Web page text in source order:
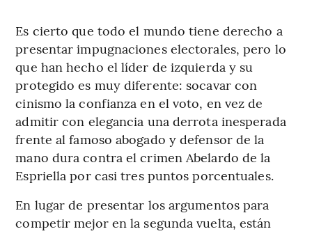
Es cierto que todo el mundo tiene derecho a
presentar impugnaciones electorales, pero lo
que han hecho el líder de izquierda y su
protegido es muy diferente: socavar con
cinismo la confianza en el voto, en vez de
admitir con elegancia una derrota inesperada
frente al famoso abogado y defensor de la
mano dura contra el crimen Abelardo de la
Espriella por casi tres puntos porcentuales.
En lugar de presentar los argumentos para
competir mejor en la segunda vuelta, están